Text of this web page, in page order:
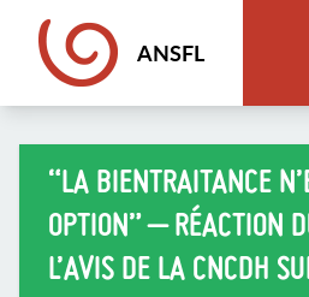
ANSFL
“LA BIENTRAITANCE
OPTION” – RÉACTION
L’AVIS DE LA CNCDH